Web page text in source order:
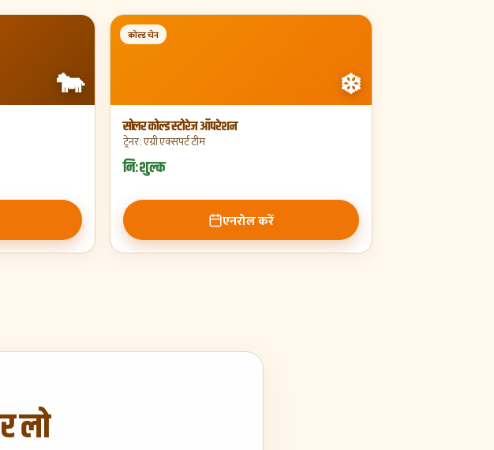
🐄
कोल्ड चेन
❄️
सोलर कोल्ड स्टोरेज ऑपरेशन
ट्रेनर:एग्री एक्सपर्ट टीम
निःशुल्क
एनरोल करें
लो